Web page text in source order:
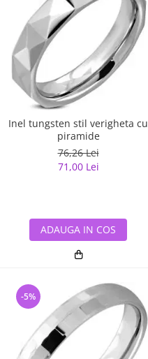
Inel tungsten stil verigheta cu
piramide
76,26 Lei
71,00 Lei
ADAUGA IN COS
-5%